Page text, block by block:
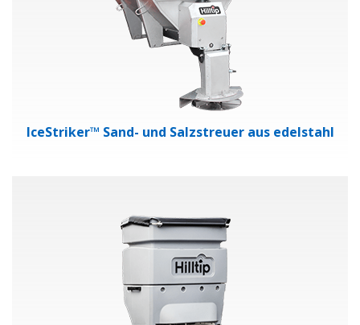
IceStriker™ Sand- und Salzstreuer aus edelstahl